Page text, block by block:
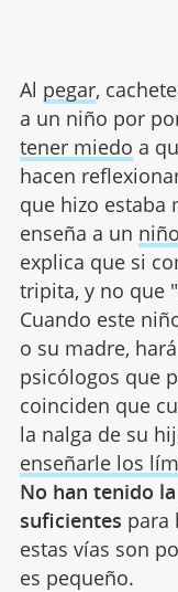
Al pegar,
a un niño por
tener miedo a
hacen
que hizo estaba
enseña a un
explica que si
tripita, y no que
Cuando este
o su madre,
psicólogos que
coinciden que
la nalga de su
enseñarle los
No han tenido
suficientes para
estas vías son
es pequeño.